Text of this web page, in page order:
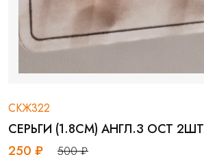
СКЖ322
СЕРЬГИ (1.8СМ) АНГЛ.З ОСТ 2ШТ
250 ₽
500 ₽